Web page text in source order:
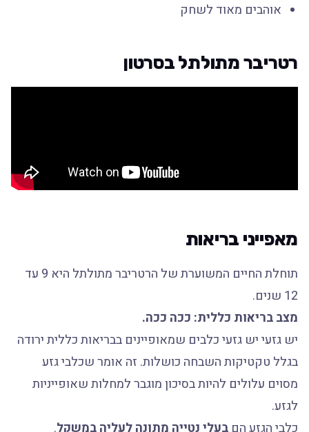
אוהבים מאוד לשחק
רטריבר מתולתל בסרטון
מאפייני בריאות
תוחלת החיים המשוערת של הרטריבר מתולתל היא 9 עד
12 שנים.
מצב בריאות כללית: ככה ככה.
יש גזעי יש גזעי כלבים שמאופיינים בבריאות כללית ירודה
בגלל טקטיקות השבחה כושלות. זה אומר שכלבי גזע
מסוים עלולים להיות בסיכון מוגבר למחלות שאופייניות
לגזע.